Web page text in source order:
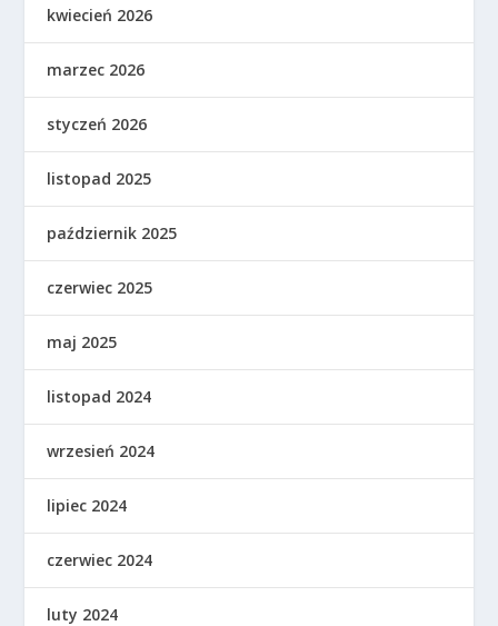
kwiecień 2026
marzec 2026
styczeń 2026
listopad 2025
październik 2025
czerwiec 2025
maj 2025
listopad 2024
wrzesień 2024
lipiec 2024
czerwiec 2024
luty 2024